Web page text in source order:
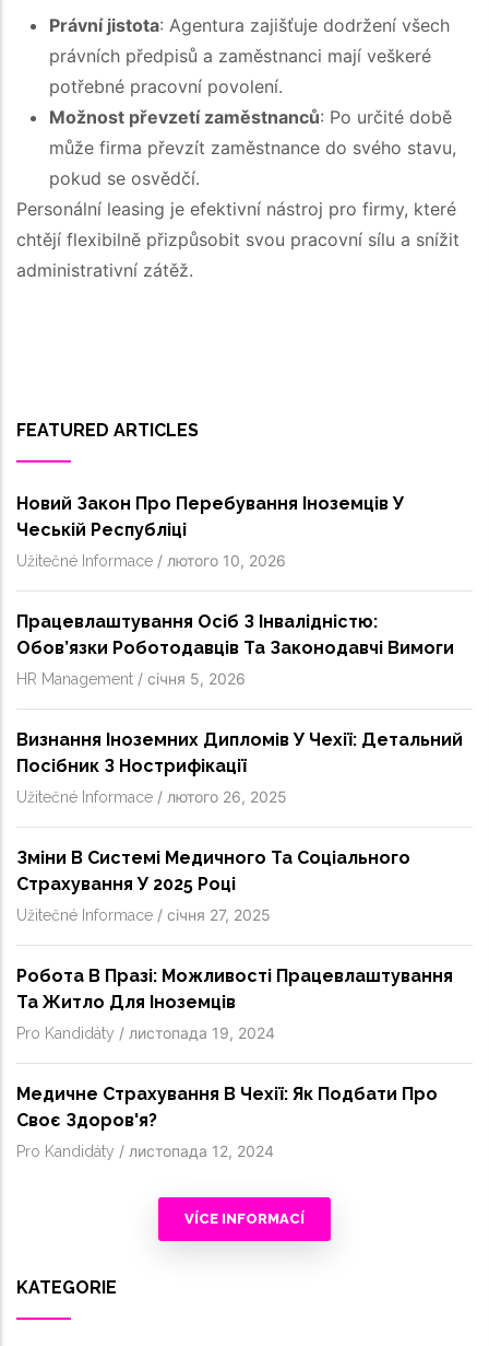
Právní jistota: Agentura zajišťuje dodržení všech
právních předpisů a zaměstnanci mají veškeré
potřebné pracovní povolení.
Možnost převzetí zaměstnanců: Po určité době
může firma převzít zaměstnance do svého stavu,
pokud se osvědčí.
Personální leasing je efektivní nástroj pro firmy, které
chtějí flexibilně přizpůsobit svou pracovní sílu a snížit
administrativní zátěž.
FEATURED ARTICLES
Новий Закон Про Перебування Іноземців У
Чеській Республіці
Užitečné Informace / лютого 10, 2026
Працевлаштування Осіб З Інвалідністю:
Обов’язки Роботодавців Та Законодавчі Вимоги
HR Management / січня 5, 2026
Визнання Іноземних Дипломів У Чехії: Детальний
Посібник З Нострифікації
Užitečné Informace / лютого 26, 2025
Зміни В Системі Медичного Та Соціального
Страхування У 2025 Році
Užitečné Informace / січня 27, 2025
Робота В Празі: Можливості Працевлаштування
Та Житло Для Іноземців
Pro Kandidáty / листопада 19, 2024
Медичне Страхування В Чехії: Як Подбати Про
Своє Здоров'я?
Pro Kandidáty / листопада 12, 2024
VÍCE INFORMACÍ
KATEGORIE